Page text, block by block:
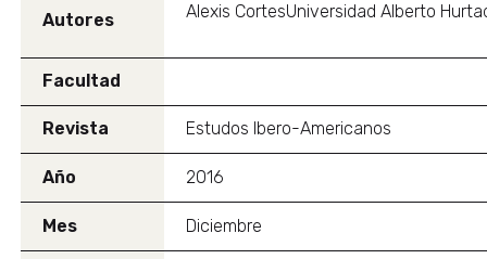
Autores Alexis CortesUniversidad Alberto
Facultad
Revista Estudos Ibero-Americanos
Año 2016
Mes Diciembre